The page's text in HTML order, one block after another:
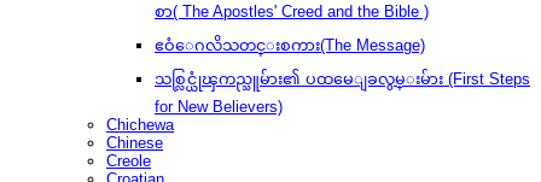
စာ( The Apostles' Creed and the Bible )
ဧဝံေဂလိသတင္းစကား(The Message)
သစ္လြင္ယုံၾကည္သူမ်ား၏ ပထမေျခလွမ္းမ်ား (First Steps
for New Believers)
Chichewa
Chinese
Creole